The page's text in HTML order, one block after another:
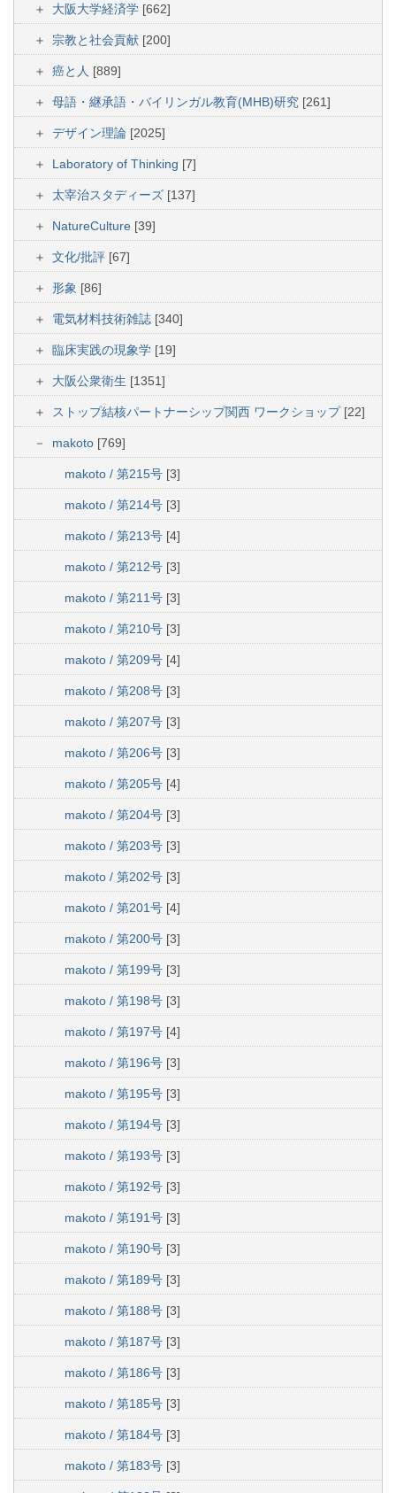
大阪大学経済学 [662]
宗教と社会貢献 [200]
癌と人 [889]
母語・継承語・バイリンガル教育(MHB)研究 [261]
デザイン理論 [2025]
Laboratory of Thinking [7]
太宰治スタディーズ [137]
NatureCulture [39]
文化/批評 [67]
形象 [86]
電気材料技術雑誌 [340]
臨床実践の現象学 [19]
大阪公衆衛生 [1351]
ストップ結核パートナーシップ関西 ワークショップ [22]
makoto [769]
makoto / 第215号 [3]
makoto / 第214号 [3]
makoto / 第213号 [4]
makoto / 第212号 [3]
makoto / 第211号 [3]
makoto / 第210号 [3]
makoto / 第209号 [4]
makoto / 第208号 [3]
makoto / 第207号 [3]
makoto / 第206号 [3]
makoto / 第205号 [4]
makoto / 第204号 [3]
makoto / 第203号 [3]
makoto / 第202号 [3]
makoto / 第201号 [4]
makoto / 第200号 [3]
makoto / 第199号 [3]
makoto / 第198号 [3]
makoto / 第197号 [4]
makoto / 第196号 [3]
makoto / 第195号 [3]
makoto / 第194号 [3]
makoto / 第193号 [3]
makoto / 第192号 [3]
makoto / 第191号 [3]
makoto / 第190号 [3]
makoto / 第189号 [3]
makoto / 第188号 [3]
makoto / 第187号 [3]
makoto / 第186号 [3]
makoto / 第185号 [3]
makoto / 第184号 [3]
makoto / 第183号 [3]